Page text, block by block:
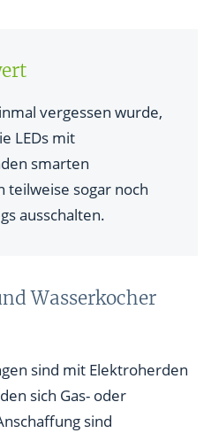
vergessen wurde,
LEDs mit
smarten
teilweise sogar noch
ausschalten.
Wasserkocher
sind mit Elektroherden
sich Gas- oder
sind